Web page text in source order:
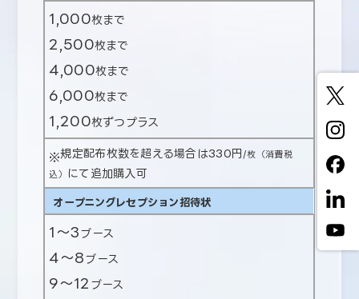
1,000枚まで
2,500枚まで
4,000枚まで
6,000枚まで
1,200枚ずつプラス
規定配布枚数を超える場合は330円 /枚（消費税
込） にて追加購入可
オープニングレセプション招待状
1～3 ブース
4～8 ブース
9～12 ブース